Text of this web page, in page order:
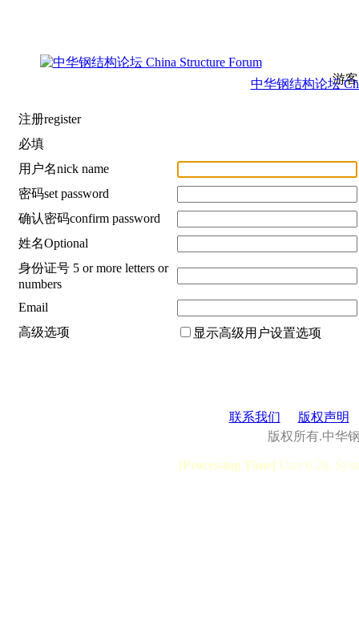
游
中华钢结构论坛
注册register
必填
用户名nick name
密码set password
确认密码confirm password
姓名Optional
身份证号 5 or more letters or
numbers
Email
高级选项
显示高级用户设置选项
联系我们
版权声明
版权所有.中华
[Processing Time] User:0.28,